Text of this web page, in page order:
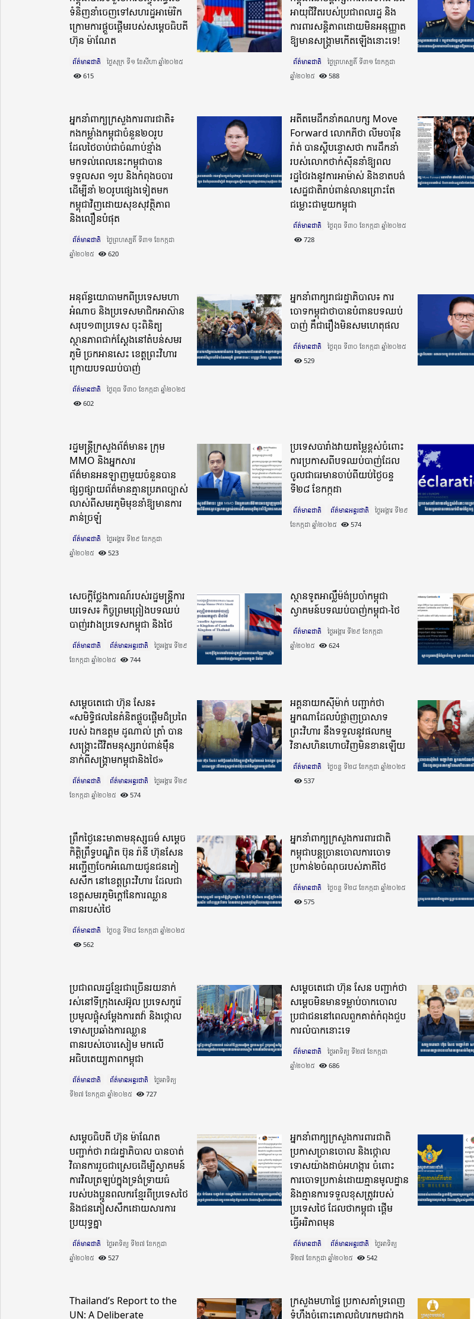
ទំនិញនាំចេញទៅសហរដ្ឋអាម៉េរិក
ក្រោមការផ្ដួចផ្ដើមរបស់សម្តេចធិបតី
ហ៊ុន ម៉ាណែត
ព័ត៌មានជាតិ
ថ្ងៃសុក្រ ទី១ ខែសីហា ឆ្នាំ២០២៥​
615
អាយុជីវិតរបស់ប្រជាពលរដ្ឋ និង
ការពារសន្តិភាពដោយមិនអនុញ្ញាត
ឱ្យមានសង្គ្រាមកើតឡើងនោះទេ!
ព័ត៌មានជាតិ
ថ្ងៃព្រហស្បតិ៍ ទី៣១ ខែកក្កដា
ឆ្នាំ២០២៥​
588
អ្នកនាំពាក្យក្រសួងការពារជាតិ៖
កងកម្លាំងកម្ពុជាចំនួន២០រូប
ដែលថៃចាប់ជាចំណាប់ខ្មាំង
មកទល់ពេលនេះកម្ពុជាបាន
ទទួលសព ១រូប និងកំពុងចចារ
ដើម្បីនាំ ២០រូបផ្សេងទៀតមក
កម្ពុជាវិញដោយសុខសុវត្ថិភាព
និងលឿនបំផុត
ព័ត៌មានជាតិ
ថ្ងៃព្រហស្បតិ៍ ទី៣១ ខែកក្កដា
ឆ្នាំ២០២៥​
620
អតីតមេដឹកនាំគណបក្ស Move
Forward លោកភីថា លីមចារ៉ឺន
រ៉ាត់ បានស្តីបន្ទោសថា ការដឹកនាំ
របស់លោកថាក់ស៉ីននាំឱ្យព​ល
រដ្ឋថៃរងនូវការអាម៉ាស់ និងខាតបង់
សេដ្ឋជាតិរាប់ពាន់លានព្រោះតែ
ជម្លោះជាមួយកម្ពុជា
ព័ត៌មានជាតិ
ថ្ងៃពុធ ទី៣០ ខែកក្កដា ឆ្នាំ២០២៥​
728
អនុព័ន្ធយោធាមកពីប្រទេសមហា
អំណាច និងប្រទេសមាជិកអាស៊ាន
សរុប១៣ប្រទេស ចុះពិនិត្យ
ស្ថានភាពជាក់ស្តែងនៅតំបន់សមរ
ភូមិ ច្រកអានសេះ ខេត្តព្រះវិហារ
ក្រោយបទឈប់បាញ់
ព័ត៌មានជាតិ
ថ្ងៃពុធ ទី៣០ ខែកក្កដា ឆ្នាំ២០២៥​
602
អ្នកនាំពាក្យរាជរដ្ឋាភិបាល៖ ការ
ចោទកម្ពុជាថាបានបំពានបទឈប់
បាញ់ គឺជារឿងមិនសមហេតុផល
ព័ត៌មានជាតិ
ថ្ងៃពុធ ទី៣០ ខែកក្កដា ឆ្នាំ២០២៥​
529
រដ្ឋមន្រ្តីក្រសួងព័ត៌មាន៖ ក្រុម
MMO និងអ្នកសារ
ព័ត៌មានអនឡាញមួយចំនួនបាន
ផ្សព្វផ្សាយព័ត៌មានគ្មានប្រភពច្បាស់
លាស់ពីសមរភូមិមុខនាំឱ្យមានការ
ភាន់ច្រឡំ
ព័ត៌មានជាតិ
ថ្ងៃអង្គារ ទី២៩ ខែកក្កដា
ឆ្នាំ២០២៥​
523
ប្រទេសបារាំងវាយតម្លៃខ្ពស់ចំពោះ
ការប្រកាសពីបទឈប់បាញ់ដែល
ចូលជាធរមានចាប់ពីយប់ថ្ងៃចន្ទ
ទី២៨ ខែកក្កដា
ព័ត៌មានជាតិ ព័ត៌មានអន្តរជាតិ
ថ្ងៃអង្គារ ទី២៩
ខែកក្កដា ឆ្នាំ២០២៥​
574
សេចក្តីថ្លែងការណ៍របស់រដ្ឋមន្ត្រីការ
បរទេស៖ កិច្ចព្រមព្រៀងបទឈប់
បាញ់រវាងប្រទេសកម្ពុជា និងថៃ
ព័ត៌មានជាតិ ព័ត៌មានអន្តរជាតិ
ថ្ងៃអង្គារ ទី២៩
ខែកក្កដា ឆ្នាំ២០២៥​
744
ស្ថានទូតអាល្លឺម៉ង់ប្រចាំកម្ពុជា
ស្វាគមន៍បទឈប់បាញ់កម្ពុជា-ថៃ
ព័ត៌មានជាតិ
ថ្ងៃអង្គារ ទី២៩ ខែកក្កដា
ឆ្នាំ២០២៥​
624
សម្តេចតេជោ ហ៊ុន សែន៖
«សមិទ្ធិផលនៃគំនិតផ្តួចផ្តើមដ៏ប្រពៃ
របស់ ឯកឧត្តម ដូណាល់ ត្រាំ បាន
សង្រ្គោះជីវិតមនុស្សរាប់ពាន់ម៉ឺន
នាក់ពីសង្រ្គាមកម្ពុជានិងថៃ»
ព័ត៌មានជាតិ ព័ត៌មានអន្តរជាតិ
ថ្ងៃអង្គារ ទី២៩
ខែកក្កដា ឆ្នាំ២០២៥​
574
អគ្គនាយកស៊ីម៉ាក់ បញ្ជាក់ថា
អ្នកណាដែលបំផ្លាញប្រាសាទ
ព្រះវិហារ នឹងទទួលនូវផលកម្ម
វិនាសហិនហោចវិញមិនខានឡើយ
ព័ត៌មានជាតិ
ថ្ងៃចន្ទ ទី២៨ ខែកក្កដា ឆ្នាំ២០២៥​
537
ព្រឹកថ្ងៃនេះមាតាមនុស្សធម៌ សម្តេច
កិត្តិព្រឹទ្ធបណ្ឌិត ប៊ុន រ៉ានី ហ៊ុនសែន
អញ្ជើញចែក​អំណោយ​ជូនជនភៀ
សសឹក នៅខេត្តព្រះវិហារ ដែលជា
ខេត្តសមរភូមិក្តៅ​នៃការ​ឈ្លាន​
ពានរបស់ថៃ
ព័ត៌មានជាតិ
ថ្ងៃចន្ទ ទី២៨ ខែកក្កដា ឆ្នាំ២០២៥​
562
អ្នកនាំពាក្យក្រសួងការពារជាតិ
កម្ពុជាបន្តច្រានចោលការចោទ
ប្រកាន់២ចំណុចរបស់ភាគីថៃ
ព័ត៌មានជាតិ
ថ្ងៃចន្ទ ទី២៨ ខែកក្កដា ឆ្នាំ២០២៥​
575
ប្រជាពលរដ្ឋខ្មែរជាច្រើនរយនាក់
រស់​នៅទីក្រុងសេអ៊ូល ប្រទេសកូរ៉េ
ប្រមូលផ្តុំសម្ដែងការតវ៉ា និងថ្កោល
ទោសប្រឆាំងការឈ្លាន
ពានរបស់ចោរសៀម មកលើ
អធិបតេយ្យភាពកម្ពុជា
ព័ត៌មានជាតិ ព័ត៌មានអន្តរជាតិ
ថ្ងៃអាទិត្យ
ទី២៧ ខែកក្កដា ឆ្នាំ២០២៥​
727
សម្តេចតេជោ ហ៊ុន សែន បញ្ជាក់ថា
សម្តេចមិនមានទម្លាប់ចាកចោល
ប្រជាជននៅពេលពួកគាត់កំពុងជួប
ការលំបាកនោះទេ
ព័ត៌មានជាតិ
ថ្ងៃអាទិត្យ ទី២៧ ខែកក្កដា
ឆ្នាំ២០២៥​
686
សម្តេចធិបតី ហ៊ុន ម៉ាណែត
បញ្ជាក់ថា រាជរដ្ឋាភិបាល បានចាត់
វិធានការរួចជាស្រេចដើម្បីស្វាគមន៍
ការវិលត្រឡប់ក្នុងទ្រង់ទ្រាយធំ
របស់បងប្អូនពលករខ្មែរពីប្រទេសថៃ
និងជនភៀសសឹកដោយសារការ
ប្រយុទ្ធគ្នា
ព័ត៌មានជាតិ
ថ្ងៃអាទិត្យ ទី២៧ ខែកក្កដា
ឆ្នាំ២០២៥​
527
អ្នកនាំពាក្យក្រសួងការពារជាតិ
ប្រកាសច្រានចោល និងថ្កោល
ទោសយ៉ាងដាច់អហង្ការ ចំពោះ
ការចោទប្រកាន់ដោយគ្មានមូលដ្ឋាន
និងគ្មានការទទួលខុសត្រូវរបស់
ប្រទេសថៃ ដែលថាកម្ពុជា ផ្តើម
ធ្វើអរិភាពមុន
ព័ត៌មានជាតិ ព័ត៌មានអន្តរជាតិ
ថ្ងៃអាទិត្យ
ទី២៧ ខែកក្កដា ឆ្នាំ២០២៥​
542
Thailand’s Report to the
UN: A Deliberate
ក្រសួងមហាផ្ទៃ ប្រកាសគាំទ្រពេញ
ទំហឹងចំពោះគោលជំហរកម្ពុជាក្នុង